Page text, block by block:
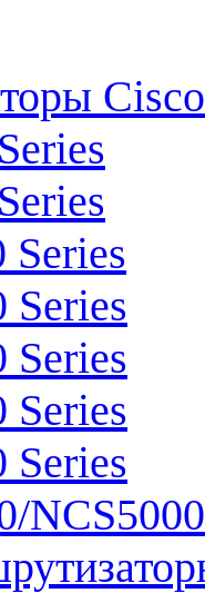
Cisco
Series
Series
Series
Series
Series